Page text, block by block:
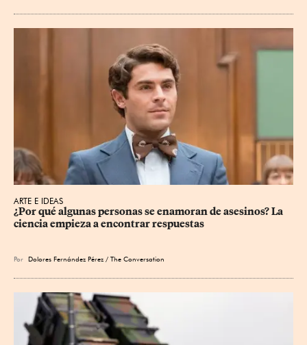
ARTE E IDEAS
¿Por qué algunas personas se enamoran de asesinos? La
ciencia empieza a encontrar respuestas
Por Dolores Fernández Pérez / The Conversation